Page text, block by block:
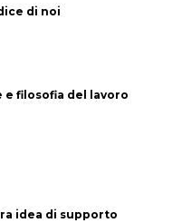
di noi
filosofia del lavoro
idea di supporto